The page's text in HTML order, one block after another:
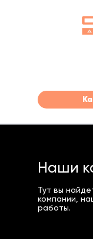
Наши
Тут вы
компании,
работы.